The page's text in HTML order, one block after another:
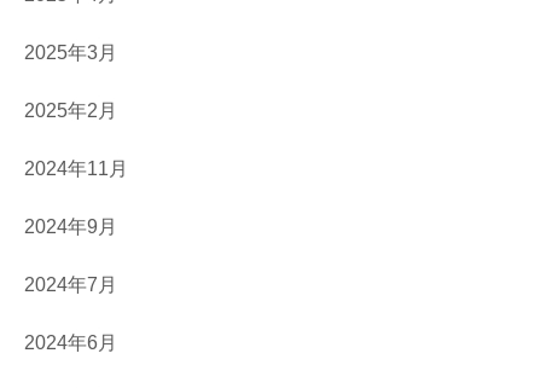
2025年3月
2025年2月
2024年11月
2024年9月
2024年7月
2024年6月